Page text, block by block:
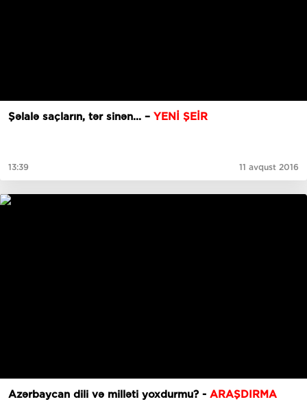
Şəlalə saçların, tər sinən... – YENİ ŞEİR
13:39 11 avqust 2016
Azərbaycan dili və milləti yoxdurmu? - ARAŞDIRMA